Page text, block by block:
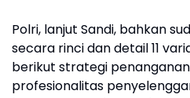
Polri, lanjut Sandi, bahkan
secara rinci dan detail 11
berikut strategi
profesionalitas